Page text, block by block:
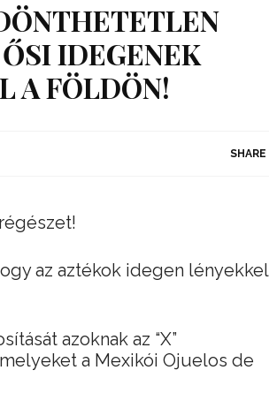
IDEGENEK
A FÖLDÖN!
SHARE
az aztékok idegen lényekkel
azoknak az “X”
a Mexikói Ojuelos de